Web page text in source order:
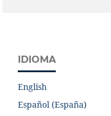
IDIOMA
English
Español (España)